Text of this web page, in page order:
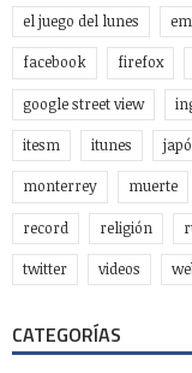
el juego del lunes
facebook firefox
google street view
itesm itunes
monterrey muerte
record religión
twitter videos
CATEGORÍAS